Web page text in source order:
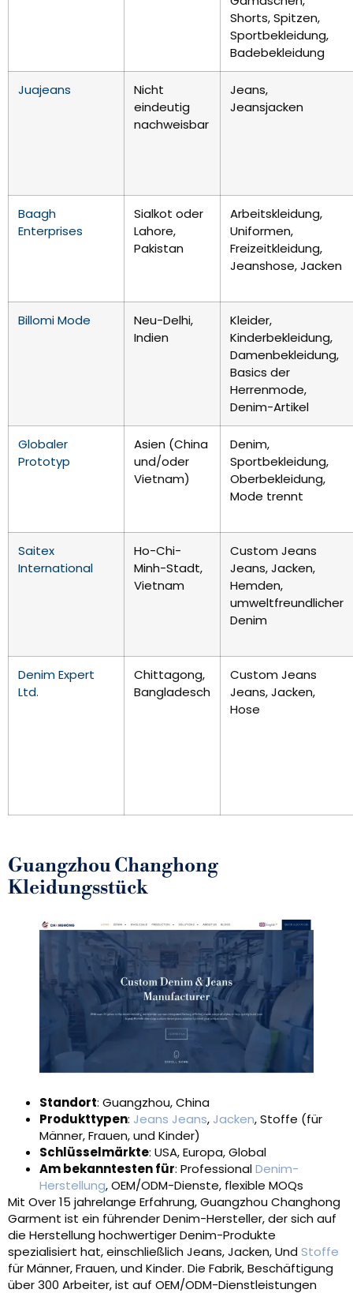
Shorts, Spitzen,
Sportbekleidung,
Badebekleidung
Juajeans
Nicht
eindeutig
nachweisbar
Jeans,
Jeansjacken
Baagh
Enterprises
Sialkot oder
Lahore,
Pakistan
Arbeitskleidung,
Uniformen,
Freizeitkleidung,
Jeanshose, Jacken
Billomi Mode
Neu-Delhi,
Indien
Kleider,
Kinderbekleidung,
Damenbekleidung,
Basics der
Herrenmode,
Denim-Artikel
Globaler
Prototyp
Asien (China
und/oder
Vietnam)
Denim,
Sportbekleidung,
Oberbekleidung,
Mode trennt
Saitex
International
Ho-Chi-
Minh-Stadt,
Vietnam
Custom Jeans
Jeans, Jacken,
Hemden,
umweltfreundlicher
Denim
Denim Expert
Ltd.
Chittagong,
Bangladesch
Custom Jeans
Jeans, Jacken,
Hose
Guangzhou Changhong
Kleidungsstück
Standort: Guangzhou, China
Produkttypen: Jeans Jeans, Jacken, Stoffe (für
Männer, Frauen, und Kinder)
Schlüsselmärkte: USA, Europa, Global
Am bekanntesten für: ProfessionalDenim-
Herstellung, OEM/ODM-Dienste, flexible MOQs
Mit Over 15 jahrelange Erfahrung, Guangzhou Changhong
Garment ist ein führender Denim-Hersteller, der sich auf
die Herstellung hochwertiger Denim-Produkte
spezialisiert hat, einschließlich Jeans, Jacken, Und Stoffe
für Männer, Frauen, und Kinder. Die Fabrik, Beschäftigung
über 300 Arbeiter, ist auf OEM/ODM-Dienstleistungen